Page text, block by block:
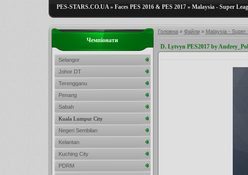
PES-STARS.CO.UA» Faces PES 2016 & PES 2017» Malaysia - Super
Головна» Файли» Malaysia - Super
D. Lytvyn PES2017 by Andrey_Pol
Чемпіонати
Selangor
Johor DT
Terengganu
Penang
Sabah
Kuala Lumpur City
Negeri Sembilan
Kelantan
Kuching City
PDRM